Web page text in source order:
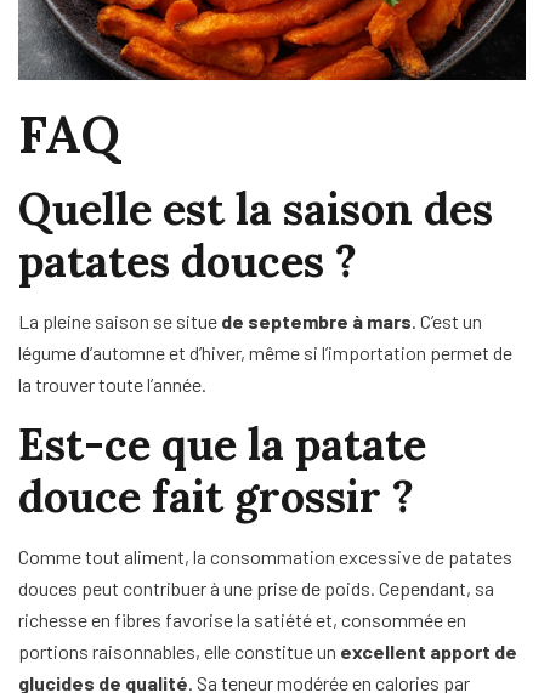
FAQ
Quelle est la saison des
patates douces ?
La pleine saison se situe de septembre à mars. C’est un
légume d’automne et d’hiver, même si l’importation permet de
la trouver toute l’année.
Est-ce que la patate
douce fait grossir ?
Comme tout aliment, la consommation excessive de patates
douces peut contribuer à une prise de poids. Cependant, sa
richesse en fibres favorise la satiété et, consommée en
portions raisonnables, elle constitue un excellent apport de
glucides de qualité. Sa teneur modérée en calories par